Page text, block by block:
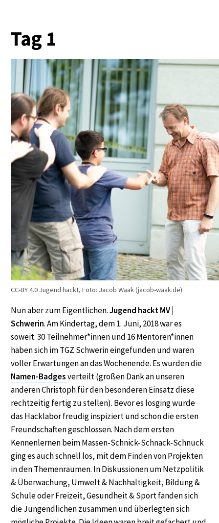
Tag 1
CC-BY 4.0 Jugend hackt, Foto: Jacob Waak (jacob-waak.de)
Nun aber zum Eigentlichen.Jugend hackt MV |
Schwerin. Am Kindertag, dem 1. Juni, 2018 war es
soweit. 30 Teilnehmer*innen und 16 Mentoren*innen
haben sich im TGZ Schwerin eingefunden und waren
voller Erwartungen an das Wochenende. Es wurden die
Namen-Badgesverteilt (großen Dank an unseren
anderen Christoph für den besonderen Einsatz diese
rechtzeitig fertig zu stellen). Bevor es losging wurde
das Hacklabor freudig inspiziert und schon die ersten
Freundschaften geschlossen. Nach dem ersten
Kennenlernen beim Massen-Schnick-Schnack-Schnuck
ging es auch schnell los, mit dem Finden von Projekten
in den Themenräumen. In Diskussionen um Netzpolitik
& Überwachung, Umwelt & Nachhaltigkeit, Bildung &
Schule oder Freizeit, Gesundheit & Sport fanden sich
die Jungendlichen zusammen und überlegten sich